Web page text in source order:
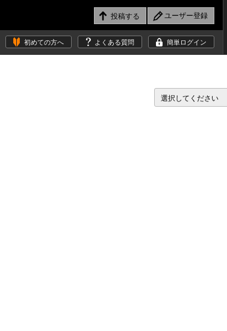
初めての方へ よくある質問 簡単ログイン
選択してください